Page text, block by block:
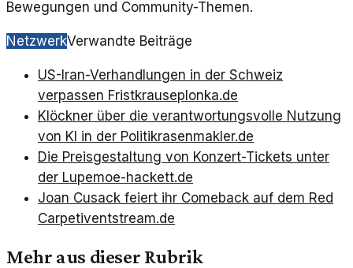
Bewegungen und Community-Themen.
NetzwerkVerwandte Beiträge
US-Iran-Verhandlungen in der Schweiz
verpassen Fristkrauseplonka.de
Klöckner über die verantwortungsvolle Nutzung
von KI in der Politikrasenmakler.de
Die Preisgestaltung von Konzert-Tickets unter
der Lupemoe-hackett.de
Joan Cusack feiert ihr Comeback auf dem Red
Carpetiventstream.de
Mehr aus dieser Rubrik